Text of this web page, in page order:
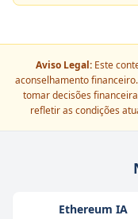
Aviso Legal: Este
aconselhamento
tomar decisões
refletir as condições
Ethereum IA